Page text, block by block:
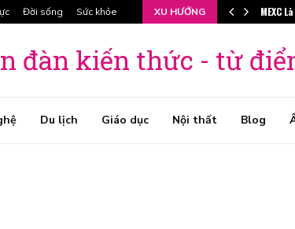
Đời sống Sức khỏe XU HƯỚNG MEXC
đàn kiến thức - từ
Du lịch Giáo dục Nội thất Blog